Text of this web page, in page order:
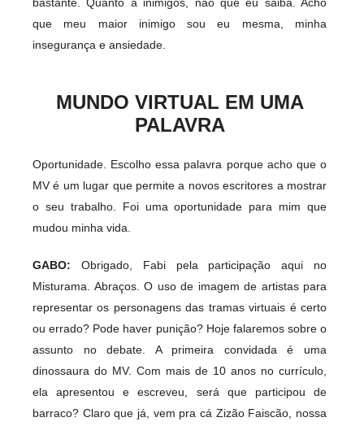
que meu maior inimigo sou eu mesma, minha
insegurança e ansiedade.
MUNDO VIRTUAL EM UMA
PALAVRA
Oportunidade. Escolho essa palavra porque acho que o
MV é um lugar que permite a novos escritores a mostrar
o seu trabalho. Foi uma oportunidade para mim que
mudou minha vida.
GABO: Obrigado, Fabi pela participação aqui no
Misturama. Abraços. O uso de imagem de artistas para
representar os personagens das tramas virtuais é certo
ou errado? Pode haver punição? Hoje falaremos sobre o
assunto no debate. A primeira convidada é uma
dinossaura do MV. Com mais de 10 anos no currículo,
ela apresentou e escreveu, será que participou de
barraco? Claro que já, vem pra cá Zizão Faiscão, nossa